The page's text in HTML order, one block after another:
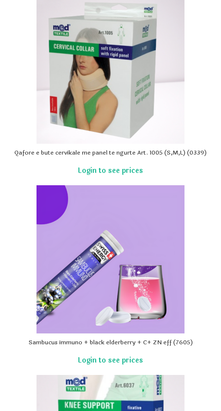
Qafore e bute cervikale me panel te ngurte Art. 1005 (S,M,L) (0339)
Sambucus immuno + black elderberry + C+ ZN eff (7605)